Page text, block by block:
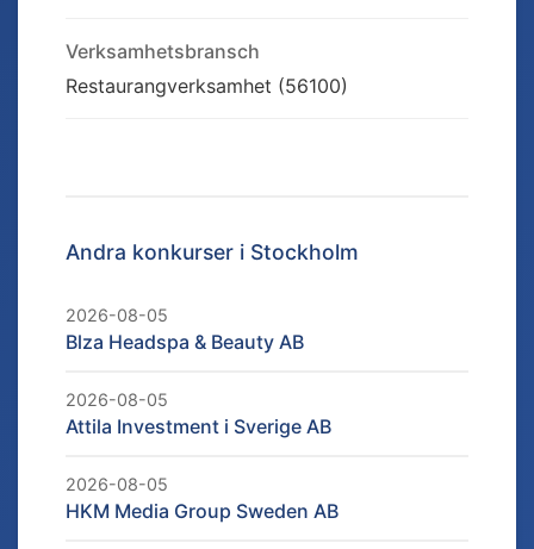
Verksamhetsbransch
Restaurangverksamhet (56100)
Andra konkurser i Stockholm
2026-08-05
Blza Headspa & Beauty AB
2026-08-05
Attila Investment i Sverige AB
2026-08-05
HKM Media Group Sweden AB